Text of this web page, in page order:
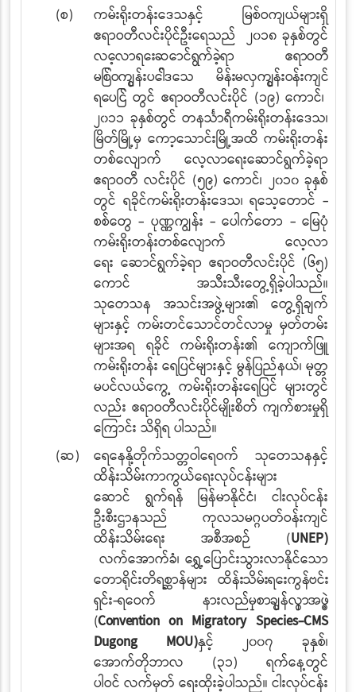
(စ)
ကမ်းရိုးတန်းဒေသနှင့် မြစ်ဝကျယ်များရှိ
ဧရာဝတီလင်းပိုင်ဦးရေသည် ၂၀၁၈ ခုနှစ်တွင်
လေ့လာရေးဆောင်ရွက်ခဲ့ရာ ဧရာဝတီ
မြစ်ဝကျွန်းပေါ်ဒေသ မိန်းမလှကျွန်းဝန်းကျင်
ရေပြင် တွင် ဧရာဝတီလင်းပိုင် (၁၉) ကောင်၊
၂၀၁၁ ခုနှစ်တွင် တနင်္သာရီကမ်းရိုးတန်းဒေသ၊
မြိတ်မြို့မှ ကော့သောင်းမြို့အထိ ကမ်းရိုးတန်း
တစ်လျောက် လေ့လာရေးဆောင်ရွက်ခဲ့ရာ
ဧရာဝတီ လင်းပိုင် (၅၉) ကောင်၊ ၂၀၁၀ ခုနှစ်
တွင် ရခိုင်ကမ်းရိုးတန်းဒေသ၊ ရသေ့တောင် -
စစ်တွေ - ပုဏ္ဏကျွန်း - ပေါက်တော - မြေပုံ
ကမ်းရိုးတန်းတစ်လျောက် လေ့လာ
ရေး ဆောင်ရွက်ခဲ့ရာ ဧရာဝတီလင်းပိုင် (၆၅)
ကောင် အသီးသီးတွေ့ရှိခဲ့ပါသည်။
သုတေသန
အသင်းအဖွဲ့များ၏ တွေ့ရှိချက်
များနှင့် ကမ်းတင်သောင်တင်လာမှု မှတ်တမ်း
များအရ ရခိုင် ကမ်းရိုးတန်း၏ ကျောက်ဖြူ
ကမ်းရိုးတန်း ရေပြင်များနှင့် မွန်ပြည်နယ်၊ မုတ္တ
မပင်လယ်ကွေ့ ကမ်းရိုးတန်းရေပြင် များတွင်
လည်း ဧရာဝတီလင်းပိုင်မျိုးစိတ် ကျက်စားမှုရှိ
ကြောင်း သိရှိရ ပါသည်။
(ဆ)
ရေနေနို့တိုက်သတ္တဝါရေဝက် သုတေသနနှင့်
ထိန်းသိမ်းကာကွယ်ရေးလုပ်ငန်းများ
ဆောင်
ရွက်ရန် မြန်မာနိုင်ငံ၊ ငါးလုပ်ငန်း
ဦးစီးဌာနသည် ကုလသမဂ္ဂပတ်ဝန်းကျင်
ထိန်းသိမ်းရေး အစီအစဉ် (UNEP)
လက်အောက်ခံ၊ ရွှေ့ပြောင်းသွားလာနိုင်သော
တောရိုင်းတိရစ္ဆာန်များ ထိန်းသိမ်းရေးကွန်ဗင်း
ရှင်း-ရေဝက် နားလည်မှုစာချွန်လွှာအဖွဲ့
(Convention onMigratory Species-CMS
Dugong MOU)နှင့် ၂၀၀၇ ခုနှစ်၊
အောက်တိုဘာလ (၃၁) ရက်နေ့တွင်
ပါဝင် လက်မှတ် ရေးထိုးခဲ့ပါသည်။ ငါးလုပ်ငန်း